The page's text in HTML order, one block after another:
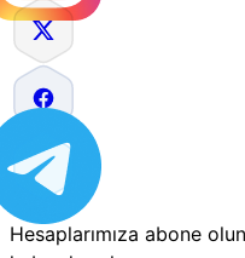
Hesaplarımıza abone